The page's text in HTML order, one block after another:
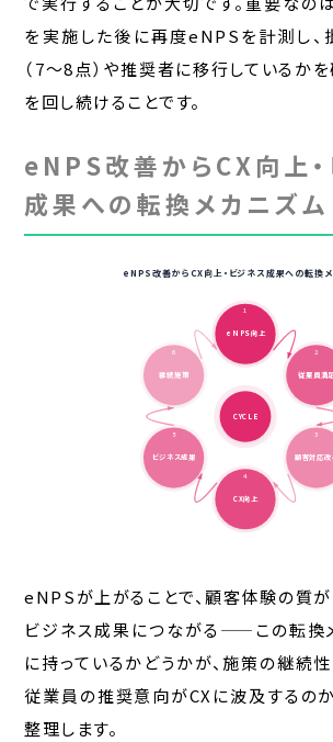
を実施した後に再度eNPSを計測し、
（7〜8点）や推奨者に移行しているか
を回し続けることです。
eNPS改善からCX向上・
成果への転換メカニズム
eNPS改善からCX向上・ビジネス成果への転換メ
CYCLE
1
eNPS向上
2
従業員満足
3
顧客対応改
4
CX向上
5
ビジネス成果
6
継続施策
eNPSが上がることで、顧客体験の質
ビジネス成果につながる——この転換
に持っているかどうかが、施策の継続
従業員の推奨意向がCXに波及するのか
整理します。